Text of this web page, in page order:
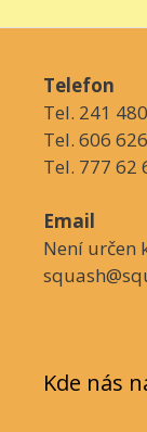
Telefon
Tel. 241
Tel. 606
Tel. 777 62
Email
Není určen
Kde nás